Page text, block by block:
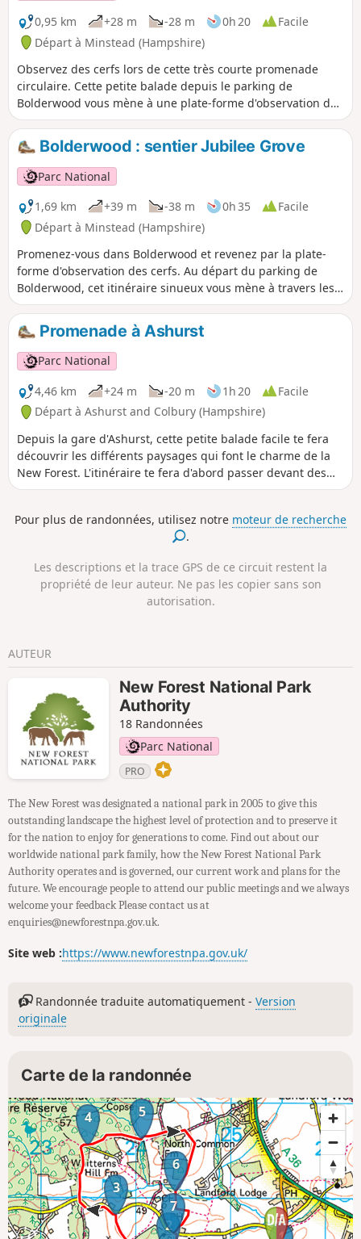
0,95 km
+28 m -28 m 0h 20
Facile
Départ à Minstead (Hampshire)
Observez des cerfs lors de cette très courte promenade
circulaire. Cette petite balade depuis le parking de
Bolderwood vous mène à une plate-forme d'observation des
cerfs surplombant des champs où l'on peut régulièrement
apercevoir des troupeaux de daims sauvages. De Pâques à
mi-septembre, le troupeau est nourri quotidiennement par
l'un des gardes forestiers de Forestry England.
Bolderwood : sentier Jubilee Grove
Parc National
1,69 km
+39 m -38 m 0h 35
Facile
Départ à Minstead (Hampshire)
Promenez-vous dans Bolderwood et revenez par la plate-
forme d'observation des cerfs. Au départ du parking de
Bolderwood, cet itinéraire sinueux vous mène à travers les
champs où paissent les cerfs et devant des arbres
majestueux, dont les plus anciens datent de 1860.
Malheureusement, un grand nombre d'arbres ont été
détruits lors des grandes tempêtes de 1987 et 1991, mais
de nombreux nouveaux arbres ont été plantés et d'autres le
seront dans les années à venir.
Promenade à Ashurst
Parc National
4,46 km
+24 m -20 m 1h 20
Facile
Départ à Ashurst and Colbury (Hampshire)
Depuis la gare d'Ashurst, cette petite balade facile te fera
découvrir les différents paysages qui font le charme de la
New Forest. L'itinéraire te fera d'abord passer devant des
prairies ouvertes où paissent des poneys, puis à travers
traverser la voie ferrée pour entrer dans Ashurst Wood.
Continue ensuite sur une route qui serpente agréablement
pour arriver aux vestiges historiques d'une maison de
salpêtre. Retourne au village d'Ashurst par une piste
cyclable en bord de route.
Pour plus de randonnées, utilisez notre moteur de recherche
.
Les descriptions et la trace GPS de ce circuit restent la
propriété de leur auteur. Ne pas les copier sans son
autorisation.
AUTEUR
New Forest National Park
Authority
18 Randonnées
Parc National
PRO
The New Forest was designated a national park in 2005 to give this
outstanding landscape the highest level of protection and to preserve it
for the nation to enjoy for generations to come. Find out about our
worldwide national park family, how the New Forest National Park
Authority operates and is governed, our current work and plans for the
future. We encourage people to attend our public meetings and we always
welcome your feedback Please contact us at
enquiries@newforestnpa.gov.uk.
Site web :https://www.newforestnpa.gov.uk/
Randonnée traduite automatiquement -Version
originale
Carte de la randonnée
2
3
4 5
6
7